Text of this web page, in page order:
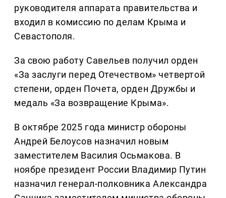
руководителя аппарата правительства и
входил в комиссию по делам Крыма и
Севастополя.
За свою работу Савельев получил орден
«За заслуги перед Отечеством» четвертой
степени, орден Почета, орден Дружбы и
медаль «За возвращение Крыма».
В октябре 2025 года министр обороны
Андрей Белоусов назначил новым
заместителем Василия Осьмакова. В
ноябре президент России Владимир Путин
назначил генерал-полковника Александра